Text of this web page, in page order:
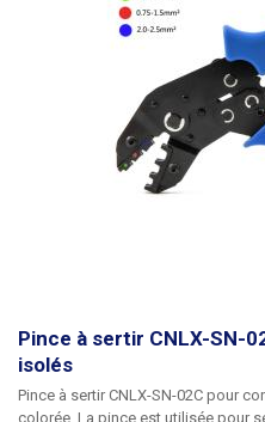
Pince à sertir CNLX-SN-
isolés
Pince à sertir CNLX-SN-02C pour
colorée. La pince est utilisée pour